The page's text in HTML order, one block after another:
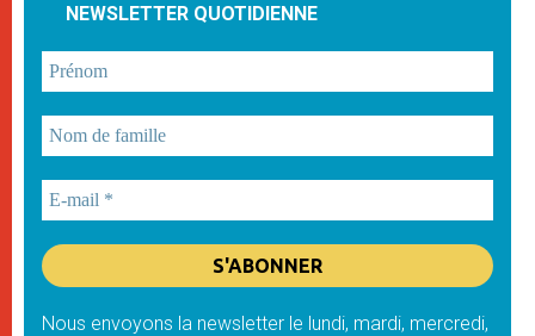
NEWSLETTER QUOTIDIENNE
Nous envoyons la newsletter le lundi, mardi, mercredi,